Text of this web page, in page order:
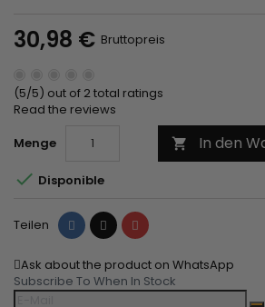
30,98 € Bruttopreis
(5/5) out of 2 total ratings
Read the reviews
Menge
 In den
 Disponible
Teilen Teilen Tweet Pinterest
Ask about the product on WhatsApp
Subscribe To When In Stock